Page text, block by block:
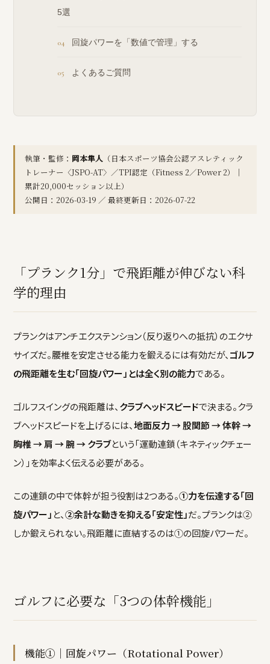
5選
回旋パワーを「数値で管理」する
よくあるご質問
執筆・監修： 岡本隼人 （日本スポーツ協会公認アスレティック
トレーナー〈JSPO-AT〉／TPI認定（Fitness 2／Power 2）｜
累計20,000セッション以上）
公開日：2026-03-19 ／ 最終更新日：2026-07-22
「プランク1分」で飛距離が伸びない科
学的理由
プランクはアンチエクステンション（反り返りへの抵抗）のエクサ
サイズだ。腰椎を安定させる能力を鍛えるには有効だが、 ゴルフ
の飛距離を生む「回旋パワー」とは全く別の能力である。
ゴルフスイングの飛距離は、 クラブヘッドスピードで決まる。クラ
ブヘッドスピードを上げるには、地面反力 → 股関節 → 体幹 →
胸椎 → 肩 → 腕 → クラブという「運動連鎖（キネティックチェー
ン）」を効率よく伝える必要がある。
この連鎖の中で体幹が担う役割は2つある。①力を伝達する「回
旋パワー」 と、②余計な動きを抑える「安定性」だ。プランクは②
しか鍛えられない。飛距離に直結するのは①の回旋パワーだ。
ゴルフに必要な「3つの体幹機能」
機能①｜回旋パワー（Rotational Power）